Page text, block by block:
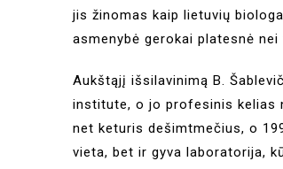
jis žinomas kaip lietuvių
asmenybė gerokai platesnė
Aukštąjį išsilavinimą B.
institute, o jo profesinis kelias
net keturis dešimtmečius, o
vieta, bet ir gyva laboratorija,